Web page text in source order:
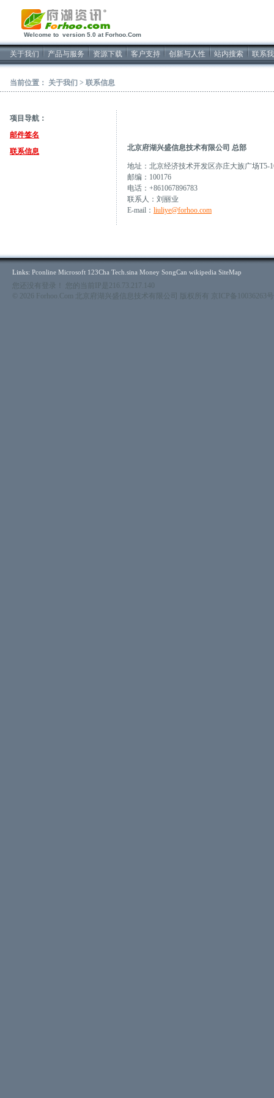
Welcome to version 5.0 at Forhoo.Com
关于我们 产品与服务 资源下载 客户支持 创新与人性 站内搜索 联系
当前位置： 关于我们 > 联系信息
项目导航：
邮件签名
联系信息
北京府湖兴盛信息技术有限公司 总部
地址：北京经济技术开发区亦庄大族广场T5-
邮编：100176
电话：+861067896783
联系人：刘丽业
E-mail： liuliye@forhoo.com
Links: Pconline Microsoft 123Cha Tech.sina Money SongCan wikipedia SiteMap
您还没有登录！ 您的当前IP是216.73.217.140
© 2026 Forhoo.Com 北京府湖兴盛信息技术有限公司 版权所有
京ICP备10036263